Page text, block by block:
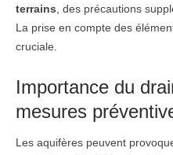
terrains , des précautions
La prise en compte des
cruciale.
Importance du
mesures
Les aquifères peuvent